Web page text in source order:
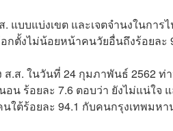
แบบแบ่งเขต และเจตจำนงในกา
อกตั้งไม่น้อยหน้าคนวัยอื่นถึงร้อยละ
ส.ส. ในวันที่ 24 กุมภาพันธ์ 2562
น ร้อยละ 7.6 ตอบว่า ยังไม่แน่ใจ
ใต้ร้อยละ 94.1 กับคนกรุงเทพมห